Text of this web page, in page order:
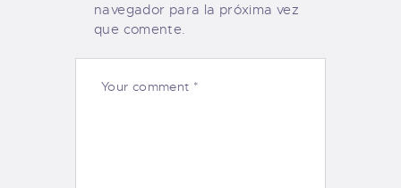
navegador para la próxima vez
que comente.